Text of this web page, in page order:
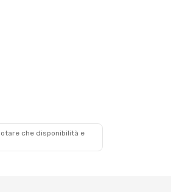
che disponibilità e